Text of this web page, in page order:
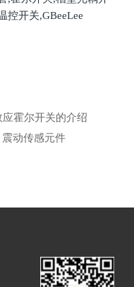
应霍尔开关的介绍
震动传感元件